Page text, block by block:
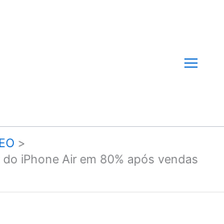
iPhone Air em 80% após vendas